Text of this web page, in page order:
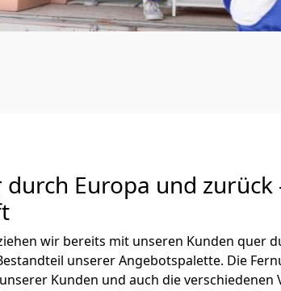
durch Europa und
wir bereits mit unseren Kunden quer
unserer Angebotspalette. Die
unserer Kunden und auch die